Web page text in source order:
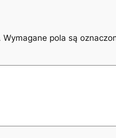
Wymagane pola są